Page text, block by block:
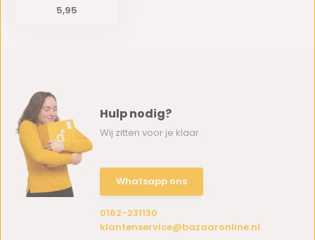
5,95
Hulp nodig?
Wij zitten voor je klaar.
Whatsapp ons
0162-231130
klantenservice@bazaaronline.nl